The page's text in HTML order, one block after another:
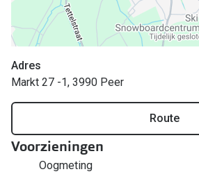
Nachtbril
Alles over brillen
Adres
Markt 27 -1, 3990 Peer
Route
Voorzieningen
Oogmeting